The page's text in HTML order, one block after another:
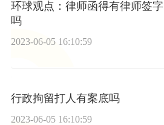
环球观点：律师函得有律师签字
吗
2023-06-05 16:10:59
行政拘留打人有案底吗
2023-06-05 16:10:59